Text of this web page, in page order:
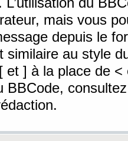
mais vous
depuis le
similaire au style
et ] à la place de <
BBCode,